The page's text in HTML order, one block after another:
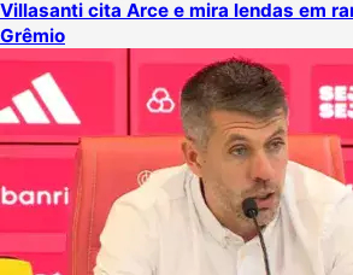
Villasanti cita Arce e mira lendas em
Grêmio